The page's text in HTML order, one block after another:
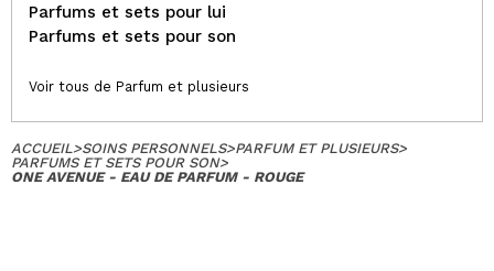
Parfums et sets pour lui
Parfums et sets pour son
Voir tous de Parfum et plusieurs
ACCUEIL>SOINS PERSONNELS>PARFUM ET PLUSIEURS>
PARFUMS ET SETS POUR SON>
ONE AVENUE - EAU DE PARFUM - ROUGE